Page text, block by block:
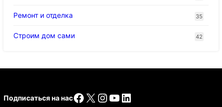
Ремонт и отделка 35
Строим дом сами 42
Подписаться на насFacebook
X Instagram
YouTube
LinkedIn